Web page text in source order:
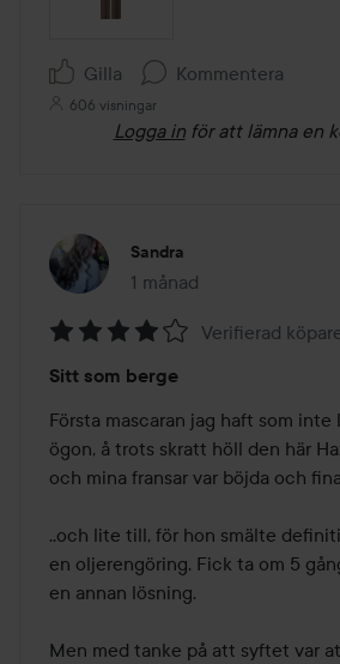
Gilla Kommentera
606 visningar
Logga in för att lämna en
Sandra
1 månad
Inlägget skapades 1
4
av
5
Verifierad
Sitt som berge
Första mascaran jag haft som inte
ögon, å trots skratt höll den här
och mina fransar var böjda och
..och lite till, för hon smälte
en oljerengöring. Fick ta om 5
en annan lösning.
Men med tanke på att syftet var